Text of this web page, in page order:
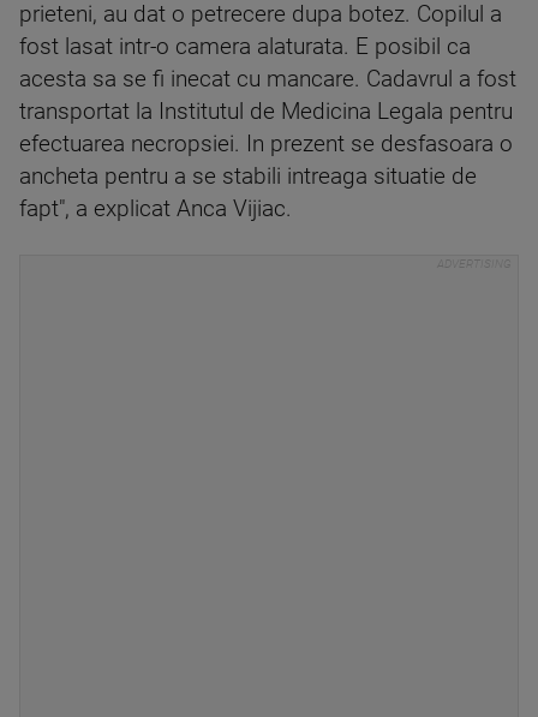
prieteni, au dat o petrecere dupa botez. Copilul a
fost lasat intr-o camera alaturata. E posibil ca
acesta sa se fi inecat cu mancare. Cadavrul a fost
transportat la Institutul de Medicina Legala pentru
efectuarea necropsiei. In prezent se desfasoara o
ancheta pentru a se stabili intreaga situatie de
fapt", a explicat Anca Vijiac.